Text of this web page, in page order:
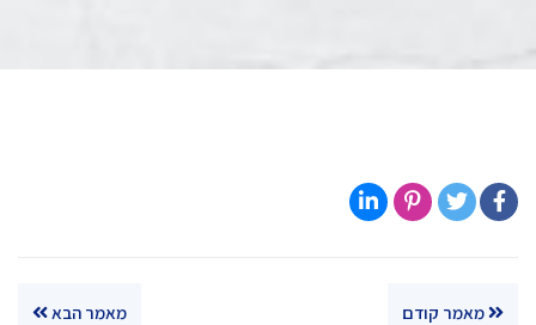
מאמר קודם מאמר הבא